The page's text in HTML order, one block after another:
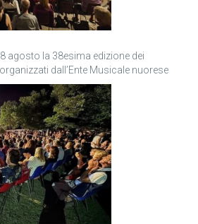
agosto la 38esima edizione dei
dall’Ente Musicale nuorese